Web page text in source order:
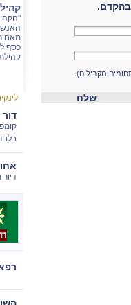
בהקדם.
מקבילים).
שלח
כסף
דור
דיור